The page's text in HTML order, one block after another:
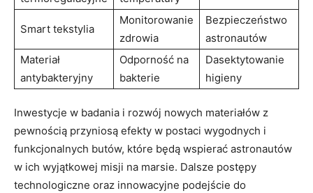
Smart tekstylia
Monitorowanie
zdrowia
Bezpieczeństwo
astronautów
Materiał
antybakteryjny
Odporność na
bakterie
Dasektytowanie
higieny
Inwestycje w badania i rozwój nowych materiałów z
pewnością przyniosą efekty w postaci wygodnych i
funkcjonalnych butów, które będą wspierać astronautów
w ich wyjątkowej misji na marsie. Dalsze postępy
technologiczne oraz innowacyjne podejście do